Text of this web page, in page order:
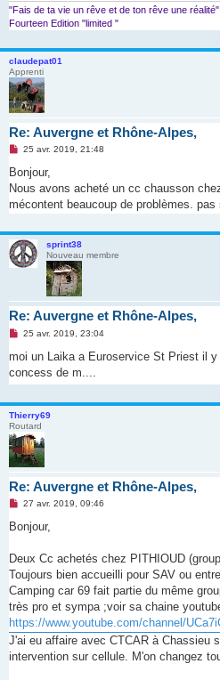
o
n
l
"Fais de ta vie un rêve et de ton rêve une
Fourteen Edition "limited "
claudepat01
Apprenti
Re: Auvergne et Rhône-Alpes,
M
s
a
g
o
n
l
u
25 avr. 2019, 21:48
Bonjour,
Nous avons acheté un cc chausson
mécontent beaucoup de problèmes. pas
sprint38
Nouveau membre
Re: Auvergne et Rhône-Alpes,
M
s
a
g
n
o
n
l
u
25 avr. 2019, 23:04
moi un Laika a Euroservice St Priest il
concess de m....
Thierry69
Routard
Re: Auvergne et Rhône-Alpes,
M
s
g
n
o
l
u
27 avr. 2019, 09:46
Bonjour,
Deux Cc achetés chez PITHIOUD
Toujours bien accueilli pour SAV ou
Camping car 69 fait partie du même
très pro et sympa ;voir sa chaine
https://www.youtube.com/channel/
J'ai eu affaire avec CTCAR à Chassieu
intervention sur cellule. M'on changez